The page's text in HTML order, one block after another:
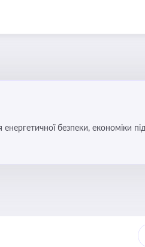
безпеки, економіки